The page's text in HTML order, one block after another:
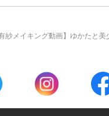
有紗メイキング動画】ゆかたと